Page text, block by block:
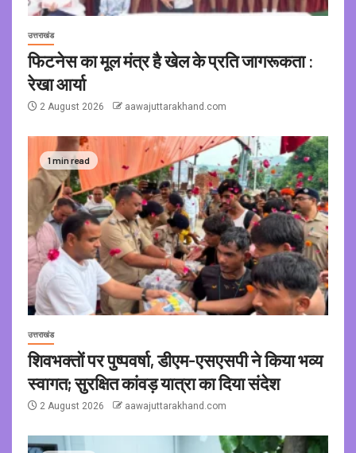
उत्तराखंड
फिटनेस का मूल मंत्र है खेल के प्रति जागरूकता :
रेखा आर्या
2 August 2026 aawajuttarakhand.com
1 min read
उत्तराखंड
शिवभक्तों पर पुष्पवर्षा, डीएम-एसएसपी ने किया भव्य
स्वागत; सुरक्षित कांवड़ यात्रा का दिया संदेश
2 August 2026 aawajuttarakhand.com